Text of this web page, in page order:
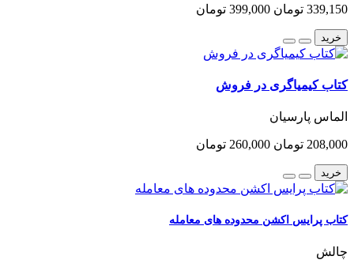
339,150 تومان 399,000 تومان
خرید
کتاب کیمیاگری در فروش
الماس پارسیان
208,000 تومان 260,000 تومان
خرید
کتاب پرایس اکشن محدوده های معامله
چالش